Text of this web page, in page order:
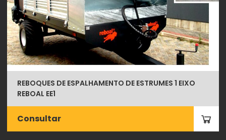
REBOQUES DE ESPALHAMENTO DE ESTRUMES 1 EIXO
REBOAL EE1
Consultar